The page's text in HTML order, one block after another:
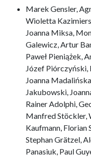
Marek Gensler,
Wioletta
Joanna Miksa,
Galewicz, Artur
Paweł Pieniążek,
Józef Piórczyński,
Joanna
Jakubowski,
Rainer Adolphi,
Manfred Stöckler,
Kaufmann, Florian
Stephan Grätzel,
Panasiuk, Paul